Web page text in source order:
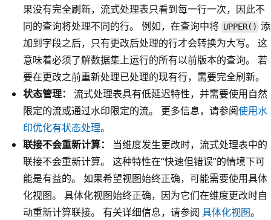
果没有完全刷新，流式处理表只看到每一行一次，因此不
同的查询将处理不同的行。 例如，在查询中将 UPPER() 添
加到字段之后，只有更改后处理的行才会转换为大写。 这
意味着必须了解数据集上运行的所有以前版本的查询。 若
要在更改之前重新处理已处理的现有行，需要完全刷新。
状态管理：
流式处理表具有低延迟特性，并需要使用自然
限定的流或通过水印限定的流。 更多信息，请参阅使用水
印优化有状态处理。
联接不会重新计算：
当维度发生更改时，流式处理表中的
联接不会重新计算。 这种特性在“快速但错误”的情境下可
能是有益的。 如果希望视图始终正确，可能需要使用具体
化视图。 具体化视图始终正确，因为它们在维度更改时自
动重新计算联接。 有关详细信息，请参阅 具体化视图。